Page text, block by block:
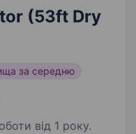
(53ft Dry
за середню
від 1 року.